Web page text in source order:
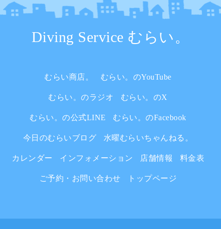
Diving Service むらい。
むらい商店。 むらい。のYouTube
むらい。のラジオ むらい。のX
むらい。の公式LINE むらい。のFacebook
今日のむらいブログ 水曜むらいちゃんねる。
カレンダー インフォメーション 店舗情報 料金表
ご予約・お問い合わせ トップページ